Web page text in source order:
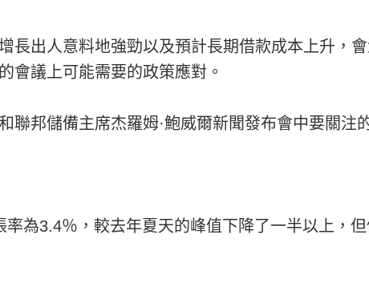
長出人意料地強勁以及預計長期借款成本上升，
會議上可能需要的政策應對。
聯邦儲備主席杰羅姆·鮑威爾新聞發布會中要關注
為3.4％，較去年夏天的峰值下降了一半以上，